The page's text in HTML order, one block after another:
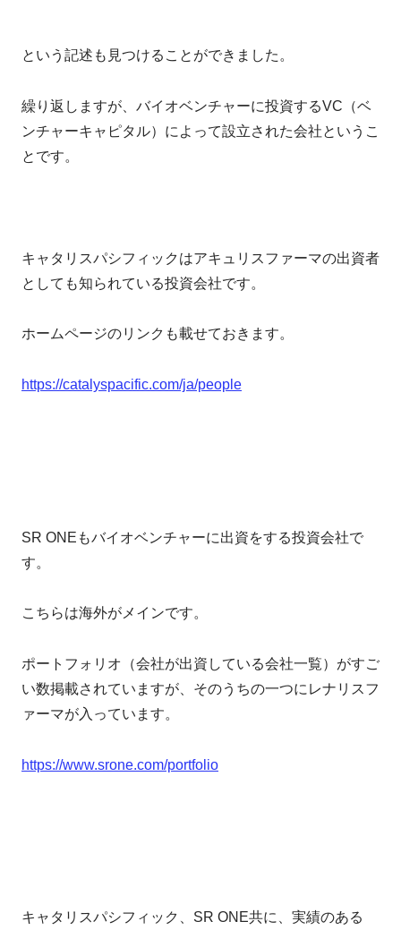
という記述も見つけることができました。
繰り返しますが、バイオベンチャーに投資するVC（ベ
ンチャーキャピタル）によって設立された会社というこ
とです。
キャタリスパシフィックはアキュリスファーマの出資者
としても知られている投資会社です。
ホームページのリンクも載せておきます。
https://catalyspacific.com/ja/people
SR ONEもバイオベンチャーに出資をする投資会社で
す。
こちらは海外がメインです。
ポートフォリオ（会社が出資している会社一覧）がすご
い数掲載されていますが、そのうちの一つにレナリスフ
ァーマが入っています。
https://www.srone.com/portfolio
キャタリスパシフィック、SR ONE共に、実績のある